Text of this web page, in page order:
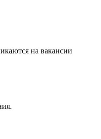
на вакансии